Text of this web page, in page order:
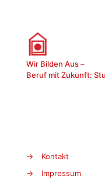
Wir Bilden Aus –
Beruf mit Zukunft:
→
Kontakt
→
Impressum